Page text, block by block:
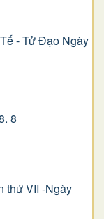
- Tử Đạo Ngày
8
thứ VII -Ngày